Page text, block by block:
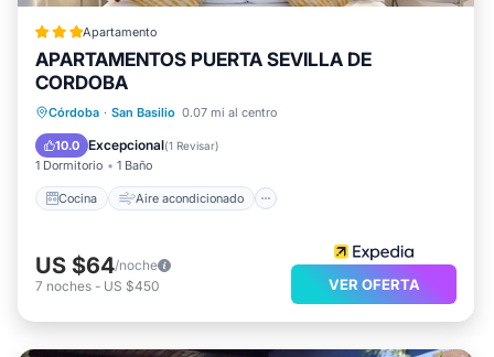
Apartamento
APARTAMENTOS PUERTA SEVILLA DE
CORDOBA
Córdoba · San Basilio 0.07 mi al centro
10.0 Excepcional(1 Revisar)
1 Dormitorio 1 Baño
Cocina Aire acondicionado
Cocina Aire acondicionado
Apto para niños
US $64/noche
7 noches - US $450 VER OFERTA